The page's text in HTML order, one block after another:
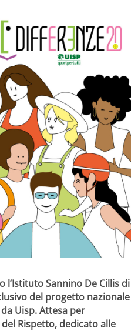
l’Istituto Sannino De Cillis di
del progetto nazionale
Uisp. Attesa per
Rispetto, dedicato alle